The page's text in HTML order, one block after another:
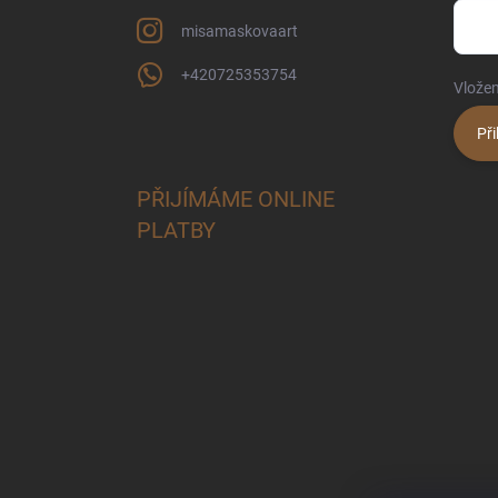
misamaskovaart
+420725353754
PŘIJÍMÁME ONLINE
PLATBY